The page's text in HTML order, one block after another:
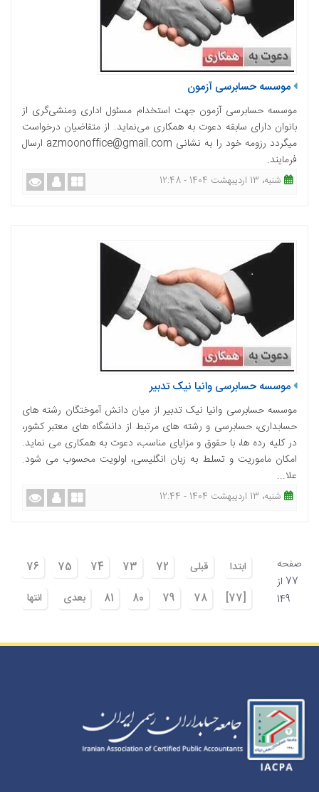
موسسه حسابرسی آزمون
موسسه حسابرسی آزمون جهت استخدام مسئول اداری ومنشی‌گری از
بانوان دارای سابقه دعوت به همکاری می‌نماید. از متقاضیان درخواست
میگردد رزومه خود را به نشانی azmoonoffice@gmail.com ارسال
فرمایند.
شنبه، 13 اردیبهشت 1404 - 12:48
موسسه حسابرسی وانیا نیک تدبیر
موسسه حسابرسی وانیا نیک تدبیر از میان دانش آموختگان رشته های
حسابداری، حسابرسی و رشته های مرتبط از دانشگاه های معتبر کشور،
در کلیه رده ها، با حقوق و مزایای مناسب، دعوت به همکاری می نماید.
امکان ماموریت و تسلط به زبان انگلیسی، اولویت محسوب می شود.
علا...
شنبه، 13 اردیبهشت 1404 - 12:44
صفحه
77 از
149
ابتدا قبلی 72
73
74
75
76
[77]
78
79
80
81 بعدی انتها